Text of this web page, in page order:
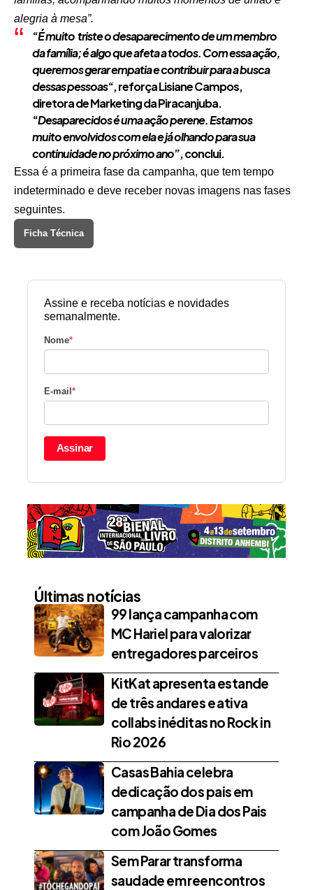
alegria à mesa”.
“É muito triste o desaparecimento de um membro
da família; é algo que afeta a todos. Com essa ação,
queremos gerar empatia e contribuir para a busca
dessas pessoas“, reforça Lisiane Campos,
diretora de Marketing da Piracanjuba.
“Desaparecidos é uma ação perene. Estamos
muito envolvidos com ela e já olhando para sua
continuidade no próximo ano”, conclui.
Essa é a primeira fase da campanha, que tem tempo
indeterminado e deve receber novas imagens nas fases
seguintes.
Ficha Técnica
Assine e receba notícias e novidades
semanalmente.
Nome*
E-mail *
Assinar
Últimas notícias
99 lança campanha com
MC Hariel para valorizar
entregadores parceiros
KitKat apresenta estande
de três andares e ativa
collabs inéditas no Rock in
Rio 2026
Casas Bahia celebra
dedicação dos pais em
campanha de Dia dos Pais
com João Gomes
Sem Parar transforma
saudade em reencontros